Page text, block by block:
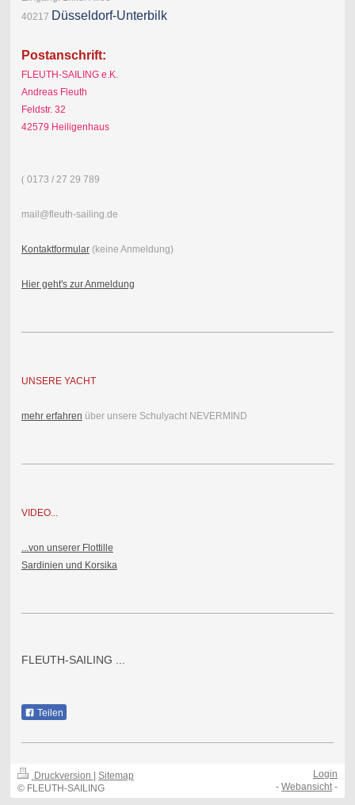
40217 Düsseldorf-Unterbilk
Postanschrift:
FLEUTH-SAILING e.K.
Andreas Fleuth
Feldstr. 32
42579 Heiligenhaus
(0173 / 27 29 789
mail@fleuth-sailing.de
Kontaktformular(keine Anmeldung)
Hier geht's zur Anmeldung
UNSERE YACHT
mehr erfahren über unsere Schulyacht NEVERMIND
VIDEO...
...von unserer Flottille
Sardinien und Korsika
FLEUTH-SAILING ...
Teilen
Druckversion | Sitemap
© FLEUTH-SAILING
Login
-Webansicht -